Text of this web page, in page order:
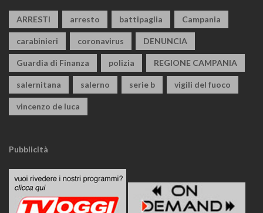
ARRESTI arresto battipaglia Campania
carabinieri coronavirus DENUNCIA
Guardia di Finanza polizia REGIONE CAMPANIA
salernitana salerno serie b vigili del fuoco
vincenzo de luca
Pubblicità